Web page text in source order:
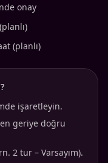
onay
(planlı)
işaretleyin.
geriye doğru
2 tur – Varsayım).